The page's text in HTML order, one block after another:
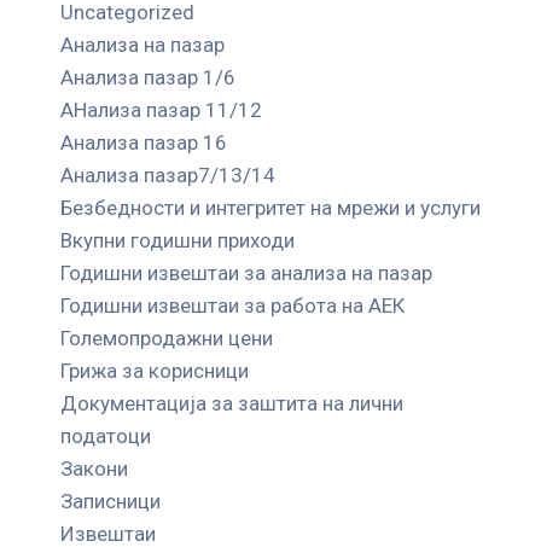
Uncategorized
Анализа на пазар
Анализа пазар 1/6
АНализа пазар 11/12
Анализа пазар 16
Анализа пазар7/13/14
Безбедности и интегритет на мрежи и услуги
Вкупни годишни приходи
Годишни извештаи за анализа на пазар
Годишни извештаи за работа на АЕК
Големопродажни цени
Грижа за корисници
Документација за заштита на лични
податоци
Закони
Записници
Извештаи